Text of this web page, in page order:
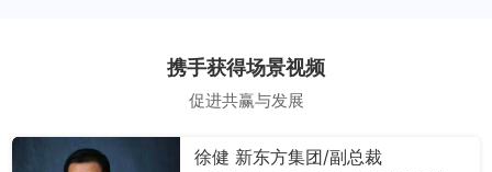
携手获得场景视频
促进共赢与发展
徐健 新东方集团/副总裁